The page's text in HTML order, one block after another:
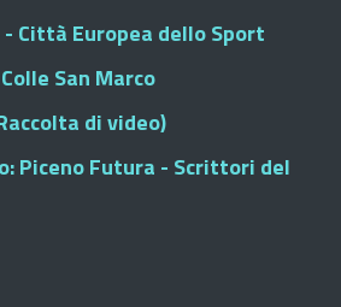
Città Europea dello Sport
San Marco
di video)
Piceno Futura - Scrittori del